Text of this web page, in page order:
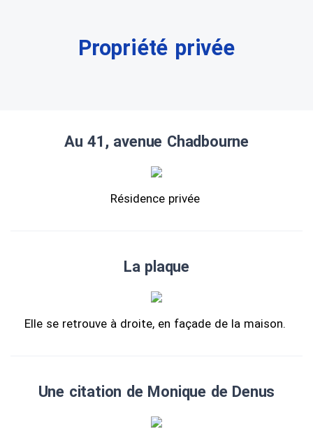
Propriété privée
Au 41, avenue Chadbourne
Résidence privée
La plaque
Elle se retrouve à droite, en façade de la maison.
Une citation de Monique de Denus